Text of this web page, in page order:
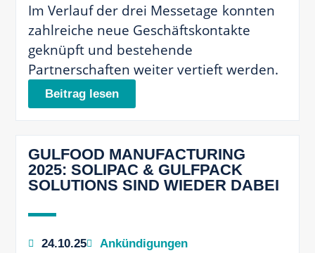
Im Verlauf der drei Messetage konnten
zahlreiche neue Geschäftskontakte
geknüpft und bestehende
Partnerschaften weiter vertieft werden.
Beitrag lesen
GULFOOD MANUFACTURING
2025: SOLIPAC & GULFPACK
SOLUTIONS SIND WIEDER DABEI
24.10.25 Ankündigungen